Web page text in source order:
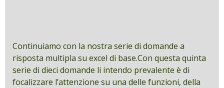
Continuiamo con la nostra serie di domande a
risposta multipla su excel di base.Con questa quinta
serie di dieci domande li intendo prevalente è di
focalizzare l’attenzione su una delle funzioni, della